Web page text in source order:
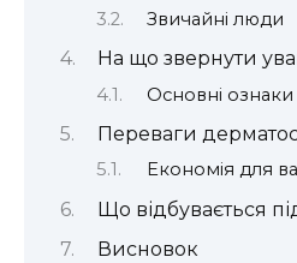
Звичайні люди
На що звернути
Основні
Переваги
Економія для
Що відбувається
Висновок